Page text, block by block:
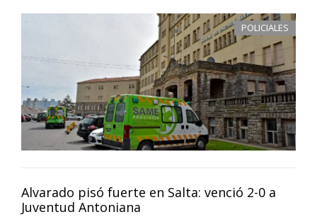
POLICIALES
Alvarado pisó fuerte en Salta: venció 2-0 a
Juventud Antoniana